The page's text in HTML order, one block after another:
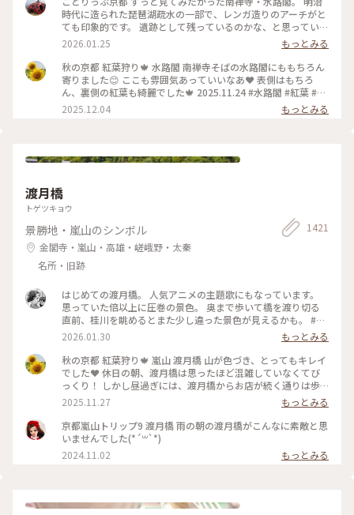
の道を散策しながら 駅に向かいました👣 #南禅寺水路閣 #京都
#開運旅 #水路閣 #南禅寺
時代に造られた琵琶湖疏水の一部で、レンガ造りのアーチがと
ても印象的です。 遺跡として残っているのかな、と思っていた
のですが水路橋に上がることが出来て、琵琶湖の水が京都に流
れていく水路のすぐ横を歩くことも出来ます。けっこう感動で
した。 #開運旅#京都#南禅寺#水路閣#琵琶湖疏水
2026.01.25
もっとみる
秋の京都 紅葉狩り🍁 水路閣 南禅寺そばの水路閣にももちろん
寄りました😊 ここも雰囲気あっていいなあ❤️ 表側はもちろ
ん、裏側の紅葉も綺麗でした🍁 2025.11.24 #水路閣 #紅葉 #紅
葉狩り #京都 #ことりっぷ #秋の装い
2025.12.04 もっとみる
渡月橋
トゲツキョウ
景勝地・嵐山のシンボル
金閣寺・嵐山・高雄・嵯峨野・太秦
名所・旧跡
1421
はじめての渡月橋。 人気アニメの主題歌にもなっています。
思っていた倍以上に圧巻の景色。 奥まで歩いて橋を渡り切る
直前、桂川を眺めるとまた少し違った景色が見えるかも。 #渡
月橋 #嵐山 #京都旅行 #嵐電 #京都観光
2026.01.30
もっとみる
秋の京都 紅葉狩り🍁 嵐山 渡月橋 山が色づき、とってもキレイ
でした❤️ 休日の朝、渡月橋は思ったほど混雑していなくてび
っくり！ しかし昼過ぎには、渡月橋からお店が続く通りは歩
行者天国になり多くの人でごったがえし、ボート乗り場では長
蛇の列で60分待ちになってました😳 2025.11.23 #渡月橋 #紅
葉 #嵐山 #京都 #ことりっぷ #秋の装い
2025.11.27
もっとみる
京都嵐山トリップ9 渡月橋 雨の朝の渡月橋がこんなに素敵と思
いませんでした(*´꒳`*)
2024.11.02
もっとみる